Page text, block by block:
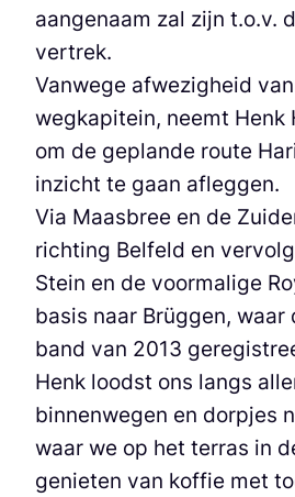
aangenaam zal zijn t.o.v.
vertrek.
Vanwege afwezigheid
wegkapitein, neemt Henk
om de geplande route
inzicht te gaan afleggen.
Via Maasbree en de
richting Belfeld en
Stein en de voormalige
basis naar Brüggen, waar
band van 2013
Henk loodst ons langs
binnenwegen en dorpjes
waar we op het terras in
genieten van koffie met